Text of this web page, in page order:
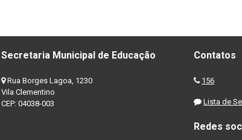
Secretaria Municipal de Educação
Rua Borges Lagoa, 1230
Vila Clementino
CEP: 04038-003
Contatos
156
Lista de
Redes